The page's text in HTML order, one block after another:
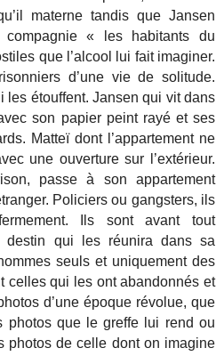
materne tandis que Jansen
« les habitants du
que l’alcool lui fait imaginer.
d’une vie de solitude.
les étouffent. Jansen qui vit dans
son papier peint rayé et ses
Matteï dont l’appartement ne
une ouverture sur l’extérieur.
passe à son appartement
Policiers ou gangsters, ils
Ils sont avant tout
destin qui les réunira dans sa
seuls et uniquement des
celles qui les ont abandonnés et
d’une époque révolue, que
photos que le greffe lui rend ou
photos de celle dont on imagine